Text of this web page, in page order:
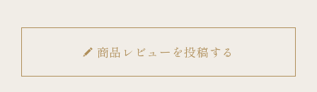
商品レビューを投稿する